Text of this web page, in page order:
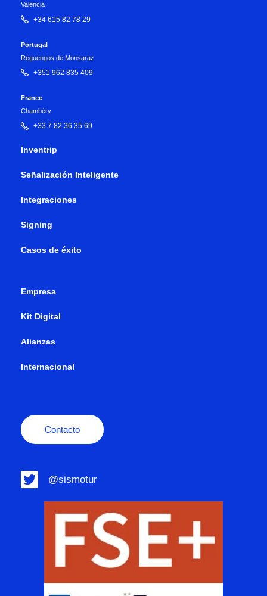
Valencia
+34 615 82 78 29
Portugal
Reguengos de Monsaraz
+351 962 835 409
France
Chambéry
+33 7 82 36 35 69
Inventrip
Señalización Inteligente
Integraciones
Signing
Casos de éxito
Empresa
Kit Digital
Alianzas
Internacional
Contacto
@sismotur